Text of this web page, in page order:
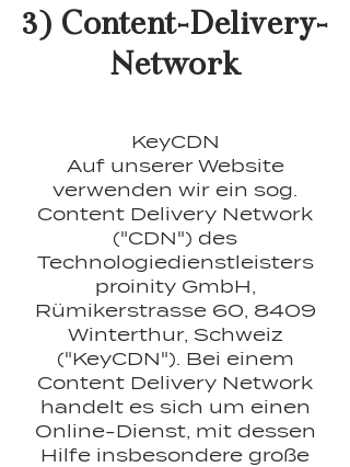
3) Content-Delivery-
Network
KeyCDN
Auf unserer Website
verwenden wir ein sog.
Content Delivery Network
("CDN") des
Technologiedienstleisters
proinity GmbH,
Rümikerstrasse 60, 8409
Winterthur, Schweiz
("KeyCDN"). Bei einem
Content Delivery Network
handelt es sich um einen
Online-Dienst, mit dessen
Hilfe insbesondere große